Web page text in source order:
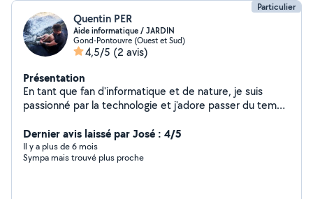
Particulier
Quentin PER
Aide informatique / JARDIN
Gond-Pontouvre (Ouest et Sud)
4,5/5 (2 avis)
Présentation
En tant que fan d'informatique et de nature, je suis
passionné par la technologie et j'adore passer du temps
de ces deux intérêts me donne une perspective unique
sur la façon dont la technologie peut être utilisée pour
préserver notre environnement et améliorer notre
Dernier avis laissé par José : 4/5
Il y a plus de 6 mois
Sympa mais trouvé plus proche